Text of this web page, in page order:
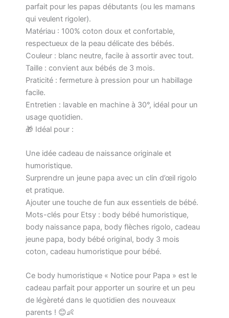
parfait pour les papas débutants (ou les mamans
qui veulent rigoler).
Matériau : 100% coton doux et confortable,
respectueux de la peau délicate des bébés.
Couleur : blanc neutre, facile à assortir avec tout.
Taille : convient aux bébés de 3 mois.
Praticité : fermeture à pression pour un habillage
facile.
Entretien : lavable en machine à 30°, idéal pour un
usage quotidien.
🎁 Idéal pour :
Une idée cadeau de naissance originale et
humoristique.
Surprendre un jeune papa avec un clin d’œil rigolo
et pratique.
Ajouter une touche de fun aux essentiels de bébé.
Mots-clés pour Etsy : body bébé humoristique,
body naissance papa, body flèches rigolo, cadeau
jeune papa, body bébé original, body 3 mois
coton, cadeau humoristique pour bébé.
Ce body humoristique « Notice pour Papa » est le
cadeau parfait pour apporter un sourire et un peu
de légèreté dans le quotidien des nouveaux
parents ! 😊👶